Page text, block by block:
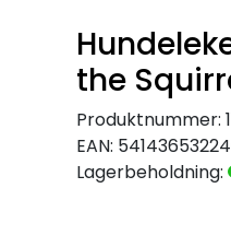
the
Produktnummer:
EAN:
Lagerbeholdning: